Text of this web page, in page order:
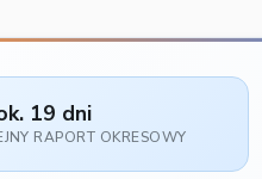
19 dni
RAPORT OKRESOWY